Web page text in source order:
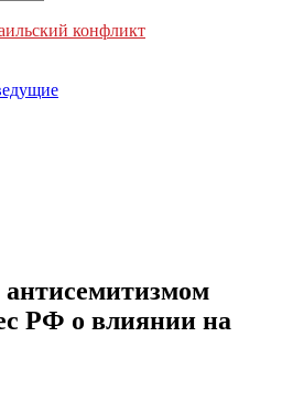
конфликт
РФ о влиянии на